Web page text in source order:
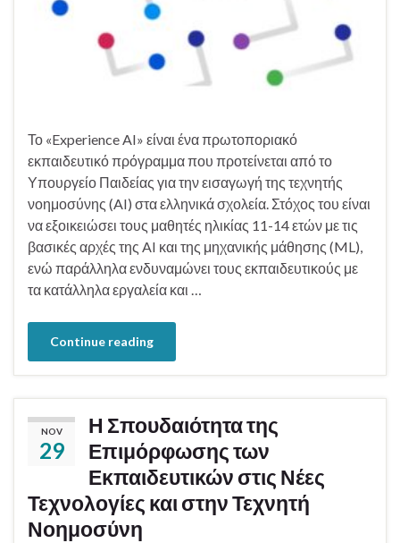
Το «Experience AI» είναι ένα πρωτοποριακό
εκπαιδευτικό πρόγραμμα που προτείνεται από το
Υπουργείο Παιδείας για την εισαγωγή της τεχνητής
νοημοσύνης (AI) στα ελληνικά σχολεία. Στόχος του είναι
να εξοικειώσει τους μαθητές ηλικίας 11-14 ετών με τις
βασικές αρχές της AI και της μηχανικής μάθησης (ML),
ενώ παράλληλα ενδυναμώνει τους εκπαιδευτικούς με
τα κατάλληλα εργαλεία και …
Continue reading
NOV
29
Η Σπουδαιότητα της
Επιμόρφωσης των
Εκπαιδευτικών στις Νέες
Τεχνολογίες και στην Τεχνητή
Νοημοσύνη